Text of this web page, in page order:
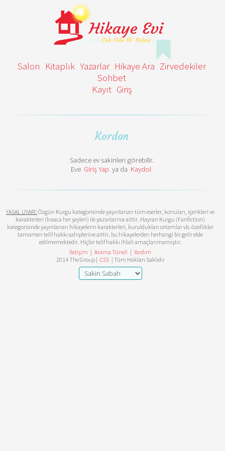
Salon Kitaplık Yazarlar Hikaye Ara Zirvedekiler
Sohbet
Kayıt Giriş
Kordon
Sadece ev sakinleri görebilir.
Eve Giriş Yap ya da Kaydol
YASAL UYARI: Özgün Kurgu kategorisinde yayınlanan tüm eserler, konuları, içerikleri ve
karakterleri (kısaca her şeyleri) ile yazarlarına aittir. Hayran Kurgu (Fanfiction)
kategorisinde yayınlanan hikayelerin karakterleri, kuruldukları ortamlar vb. özellikler
tamamen telif hakkı sahiplerine aittir, bu hikayelerden herhangi bir gelir elde
edilmemektedir. Hiçbir telif hakkı ihlali amaçlanmamıştır.
İletişim | Arama Tüneli | Yardım
2014 The Group | CSS | Tüm Hakları Saklıdır